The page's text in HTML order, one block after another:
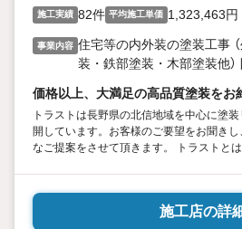
施工実績 82件 平均施工単価 1,323,463円
事業内容 住宅等の内外装の塗装工事
装・鉄部塗装・木部塗装他）
フォーム（内装・外構・サッ
価格以上、大満足の高品質塗装をお
トラストは長野県の北信地域を中心に塗
開しています。お客様のご要望をお聞き
なご提案をさせて頂きます。 トラストとは
施工店の詳